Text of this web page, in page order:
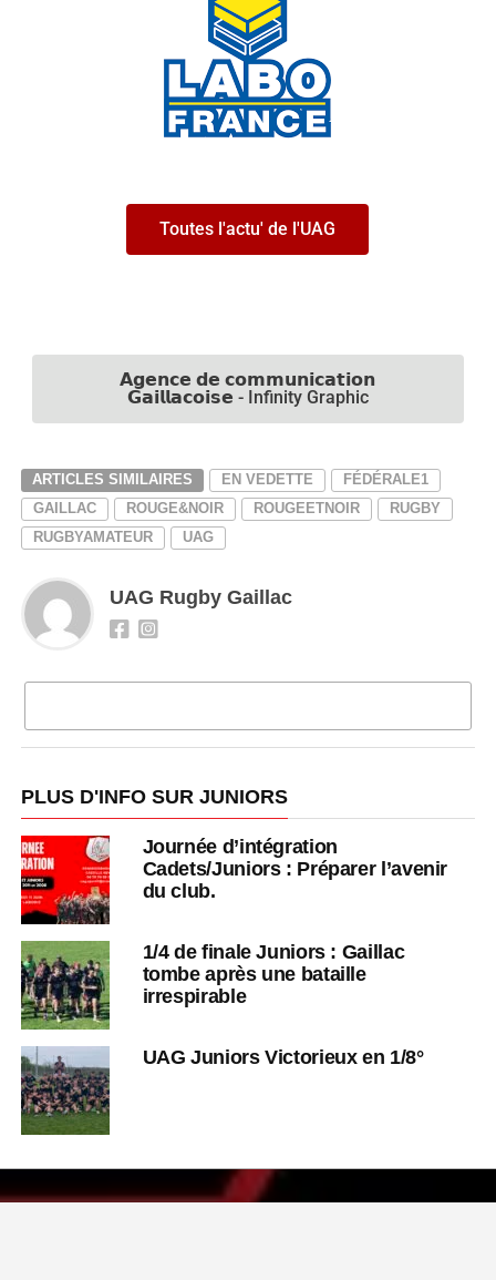
Toutes l'actu' de l'UAG
𝗔𝗴𝗲𝗻𝗰𝗲 𝗱𝗲 𝗰𝗼𝗺𝗺𝘂𝗻𝗶𝗰𝗮𝘁𝗶𝗼𝗻
𝗚𝗮𝗶𝗹𝗹𝗮𝗰𝗼𝗶𝘀𝗲 - Infinity Graphic
ARTICLES SIMILAIRES EN VEDETTE
FÉDÉRALE1
GAILLAC
ROUGE&NOIR ROUGEETNOIR
RUGBY
RUGBYAMATEUR
UAG
UAG Rugby Gaillac
PLUS D'INFO SUR JUNIORS
Journée d’intégration
Cadets/Juniors : Préparer l’avenir
du club.
1/4 de finale Juniors : Gaillac
tombe après une bataille
irrespirable
UAG Juniors Victorieux en 1/8°